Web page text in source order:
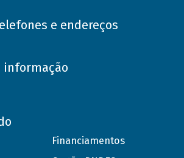
e endereços
informação
Financiamentos